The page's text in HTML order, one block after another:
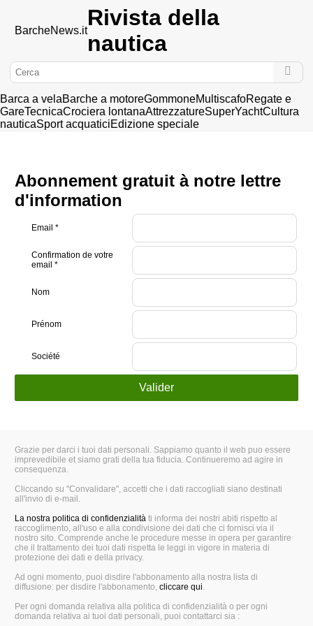
BarcheNews.it
Rivista della
nautica
Barca a velaBarche a motoreGommoneMultiscafoRegate e
GareTecnicaCrociera lontanaAttrezzatureSuperYachtCultura
nauticaSport acquaticiEdizione speciale
Abonnement gratuit à notre lettre
d'information
Email *
Confirmation de votre
email *
Nom
Prénom
Société
Grazie per darci i tuoi dati personali. Sappiamo quanto il web puo essere
imprevedibile et siamo grati della tua fiducia. Continueremo ad agire in
consequenza.
Cliccando su "Convalidare", accetti che i dati raccogliati siano destinati
all'invio di e-mail.
La nostra politica di confidenzialità ti informa dei nostri abiti rispetto al
raccoglimento, all'uso e alla condivisione dei dati che ci fornisci via il
nostro sito. Comprende anche le procedure messe in opera per garantire
che il trattamento dei tuoi dati rispetta le leggi in vigore in materia di
protezione dei dati e della privacy.
Ad ogni momento, puoi disdire l'abbonamento alla nostra lista di
diffusione: per disdire l'abbonamento, cliccare qui.
Per ogni domanda relativa alla politica di confidenzialità o per ogni
domanda relativa ai tuoi dati personali, puoi contattarci sia :